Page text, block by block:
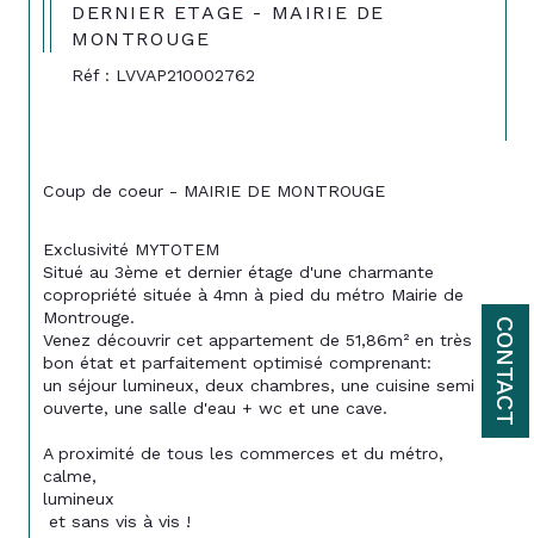
CONTACT
DERNIER ETAGE - MAIRIE DE
MONTROUGE
Réf : LVVAP210002762
Coup de coeur - MAIRIE DE MONTROUGE
Exclusivité MYTOTEM
Situé au 3ème et dernier étage d'une charmante
copropriété située à 4mn à pied du métro Mairie de
Montrouge.
Venez découvrir cet appartement de 51,86m² en très
bon état et parfaitement optimisé comprenant:
un séjour lumineux, deux chambres, une cuisine semi
ouverte, une salle d'eau + wc et une cave.
A proximité de tous les commerces et du métro,
calme,
lumineux
et sans vis à vis !